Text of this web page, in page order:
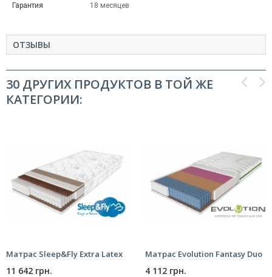
Гарантия 18 месяцев
ОТЗЫВЫ
30 ДРУГИХ ПРОДУКТОВ В ТОЙ ЖЕ
КАТЕГОРИИ:
Матрас Sleep&Fly Extra Latex
11 642 грн.
Матрас Evolution Fantasy Duo
4 112 грн.